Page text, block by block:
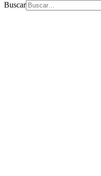
Buscar